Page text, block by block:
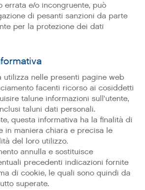
errata e/o incongruente, può
di pesanti sanzioni da parte
per la protezione dei dati
utilizza nelle presenti pagine web
facenti ricorso ai cosiddetti
talune informazioni sull'utente,
taluni dati personali.
questa informativa ha la finalità di
in maniera chiara e precisa le
del loro utilizzo.
annulla e sostituisce
precedenti indicazioni fornite
di cookie, le quali sono quindi da
superate.